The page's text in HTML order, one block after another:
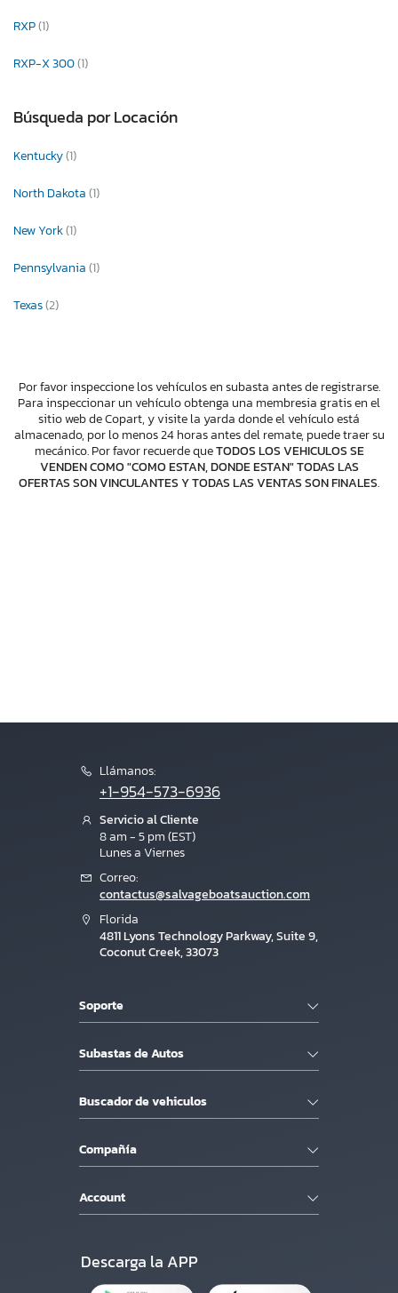
RXP(1)
RXP-X 300(1)
Búsqueda por Locación
Kentucky(1)
North Dakota(1)
New York(1)
Pennsylvania(1)
Texas(2)
Por favor inspeccione los vehículos en subasta antes de registrarse.
Para inspeccionar un vehículo obtenga una membresia gratis en el
sitio web de Copart, y visite la yarda donde el vehículo está
almacenado, por lo menos 24 horas antes del remate, puede traer su
mecánico. Por favor recuerde queTODOS LOS VEHICULOS SE
VENDEN COMO "COMO ESTAN, DONDE ESTAN" TODAS LAS
OFERTAS SON VINCULANTES Y TODAS LAS VENTAS SON FINALES.
Llámanos:
+1-954-573-6936
Servicio al Cliente
8 am - 5 pm (EST)
Lunes a Viernes
Correo:
contactus@salvageboatsauction.com
Florida
4811 Lyons Technology Parkway, Suite 9,
Coconut Creek, 33073
Soporte
Subastas de Autos
Buscador de vehiculos
Compañía
Account
Descarga la APP